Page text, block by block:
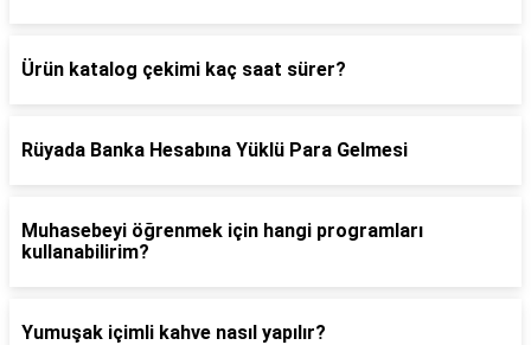
Ürün katalog çekimi kaç saat sürer?
Rüyada Banka Hesabına Yüklü Para Gelmesi
Muhasebeyi öğrenmek için hangi programları
kullanabilirim?
Yumuşak içimli kahve nasıl yapılır?